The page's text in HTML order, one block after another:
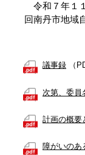
令和７年１
回南丹市地域
議事録 （
次第、委員
計画の概要
障がいのあ